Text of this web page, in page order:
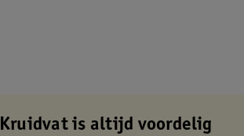
Kruidvat is altijd voordelig